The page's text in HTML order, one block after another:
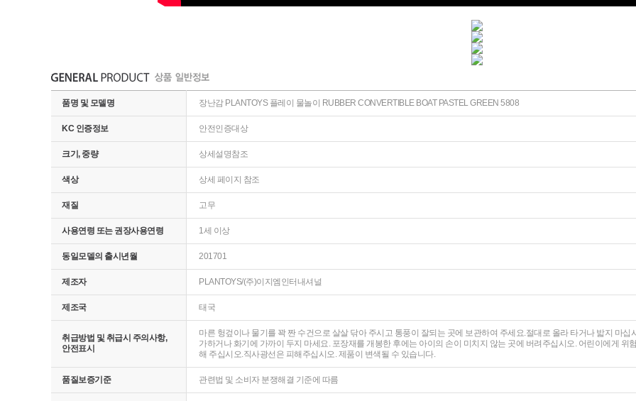
품명 및 모델명 장난감 PLANTOYS 플레이 물놀이 RUBBER CONVERTIBLE BOAT PASTEL GREEN 5808
KC 인증정보 안전인증대상
크기, 중량 상세설명참조
색상 상세 페이지 참조
재질 고무
사용연령 또는 권장사용연령 1세 이상
동일모델의 출시년월 201701
제조자 PLANTOYS/(주)이지엠인터내셔널
제조국 태국
취급방법 및 취급시 주의사항,
안전표시
마른 헝겊이나 물기를 꽉 짠 수건으로 살살 닦아 주시고 통풍이 잘되는 곳에 보관하여 주세요.절대로 올라 타거나 밟지 마
가하거나 화기에 가까이 두지 마세요. 포장재를 개봉한 후에는 아이의 손이 미치지 않는 곳에 버려주십시오. 어린이에게
해 주십시오.직사광선은 피해주십시오. 제품이 변색될 수 있습니다.
품질보증기준 관련법 및 소비자 분쟁해결 기준에 따름